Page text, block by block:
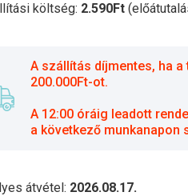
költség: 2.590Ft
A szállítás díjmentes, ha
200.000Ft-ot.
A 12:00 óráig leadott
a következő munkanapon
átvétel: 2026.08.17.